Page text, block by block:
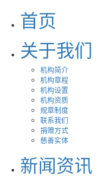
首页
关于我们
机构简介
机构章程
机构设置
机构资质
规章制度
联系我们
捐赠方式
慈善实体
新闻资讯